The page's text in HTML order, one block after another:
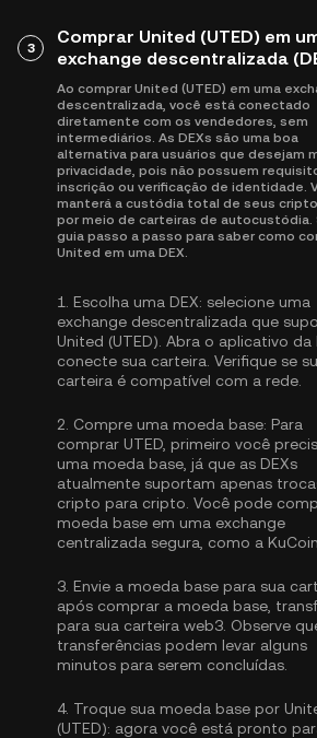
3
Comprar United (UTED) em
exchange descentralizada
Ao comprar United (UTED) em uma
descentralizada, você está conectado
diretamente com os vendedores, sem
intermediários. As DEXs são uma boa
alternativa para usuários que desejam
privacidade, pois não possuem
inscrição ou verificação de identidade.
manterá a custódia total de seus
por meio de carteiras de autocustódia.
guia passo a passo para saber como
United em uma DEX.
1. Escolha uma DEX: selecione uma
exchange descentralizada que
United (UTED). Abra o aplicativo da
conecte sua carteira. Verifique se
carteira é compatível com a rede.
2. Compre uma moeda base: Para
comprar UTED, primeiro você
uma moeda base, já que as DEXs
atualmente suportam apenas
cripto para cripto. Você pode
moeda base em uma exchange
centralizada segura, como a KuCoin.
3. Envie a moeda base para sua
após comprar a moeda base,
para sua carteira web3. Observe
transferências podem levar alguns
minutos para serem concluídas.
4. Troque sua moeda base por
(UTED): agora você está pronto